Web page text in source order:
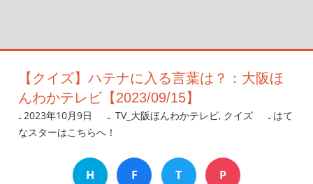
【クイズ】ハテナに入る言葉は？：大阪ほ
んわかテレビ【2023/09/15】
2023年10月9日 nanigoto
TV_大阪ほんわかテレビ, クイズ
はて
なスターはこちらへ！
H F T P